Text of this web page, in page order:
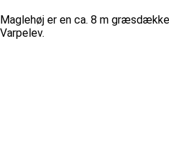
Maglehøj er en ca. 8 m
Varpelev.